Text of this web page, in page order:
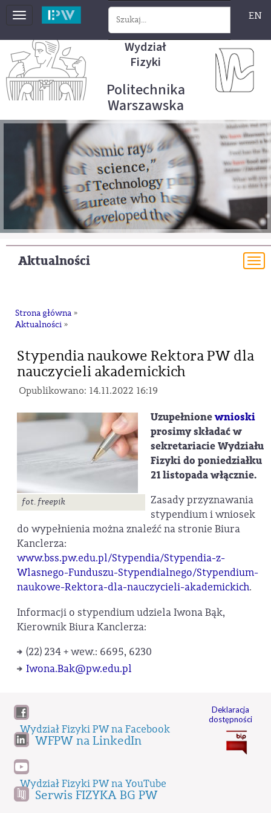
Toggle
EN
Wydział
Fizyki
Politechnika
Warszawska
Aktualności
Strona główna »
Aktualności »
Stypendia naukowe Rektora PW dla
nauczycieli akademickich
Opublikowano: 14.11.2022 16:19
fot. freepik
Uzupełnionewnioski
prosimy składać w
sekretariacie Wydziału
Fizyki do poniedziałku
21 listopada włącznie.
Zasady przyznawania
stypendium i wniosek
do wypełnienia można znaleźć na stronie Biura
Kanclerza:
www.bss.pw.edu.pl/Stypendia/Stypendia-z-
Wlasnego-Funduszu-Stypendialnego/Stypendium-
naukowe-Rektora-dla-nauczycieli-akademickich.
Informacji o stypendium udziela Iwona Bąk,
Kierownik Biura Kanclerza:
(22) 234 + wew.: 6695, 6230
Iwona.Bak@pw.edu.pl
Wydział Fizyki PW na Facebook
WFPW na LinkedIn
Wydział Fizyki PW na YouTube
Serwis FIZYKA BG PW
Deklaracja
dostępności